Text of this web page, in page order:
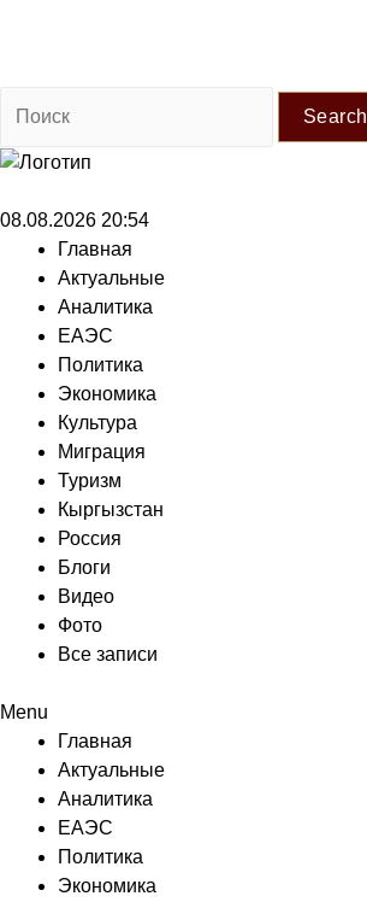
Search
08.08.2026 20:54
Главная
Актуальные
Аналитика
ЕАЭС
Политика
Экономика
Культура
Миграция
Туризм
Кыргызстан
Россия
Блоги
Видео
Фото
Все записи
Menu
Главная
Актуальные
Аналитика
ЕАЭС
Политика
Экономика